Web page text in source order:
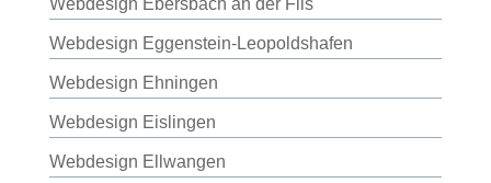
Webdesign Ebersbach an der Fils
Webdesign Eggenstein-Leopoldshafen
Webdesign Ehningen
Webdesign Eislingen
Webdesign Ellwangen